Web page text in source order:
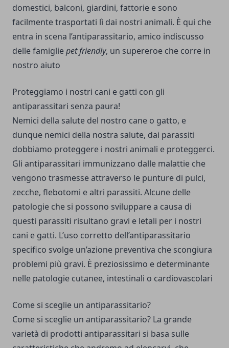
domestici, balconi, giardini, fattorie e sono
facilmente trasportati lì dai nostri animali. È qui che
entra in scena l’antiparassitario, amico indiscusso
delle famigliepet friendly, un supereroe che corre in
nostro aiuto
Proteggiamo i nostri cani e gatti con gli
antiparassitari senza paura!
Nemici della salute del nostro cane o gatto, e
dunque nemici della nostra salute, dai parassiti
dobbiamo proteggere i nostri animali e proteggerci.
Gli antiparassitari immunizzano dalle malattie che
vengono trasmesse attraverso le punture di pulci,
zecche, flebotomi e altri parassiti. Alcune delle
patologie che si possono sviluppare a causa di
questi parassiti risultano gravi e letali per i nostri
cani e gatti. L’uso corretto dell’antiparassitario
specifico svolge un’azione preventiva che scongiura
problemi più gravi. È preziosissimo e determinante
nelle patologie cutanee, intestinali o cardiovascolari
Come si sceglie un antiparassitario?
Come si sceglie un antiparassitario? La grande
varietà di prodotti antiparassitari si basa sulle